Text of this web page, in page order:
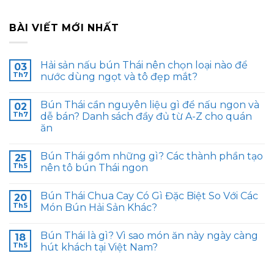
BÀI VIẾT MỚI NHẤT
03
Th7
Hải sản nấu bún Thái nên chọn loại nào để
nước dùng ngọt và tô đẹp mắt?
02
Th7
Bún Thái cần nguyên liệu gì để nấu ngon và
dễ bán? Danh sách đầy đủ từ A-Z cho quán
ăn
25
Th5
Bún Thái gồm những gì? Các thành phần tạo
nên tô bún Thái ngon
20
Th5
Bún Thái Chua Cay Có Gì Đặc Biệt So Với Các
Món Bún Hải Sản Khác?
18
Th5
Bún Thái là gì? Vì sao món ăn này ngày càng
hút khách tại Việt Nam?